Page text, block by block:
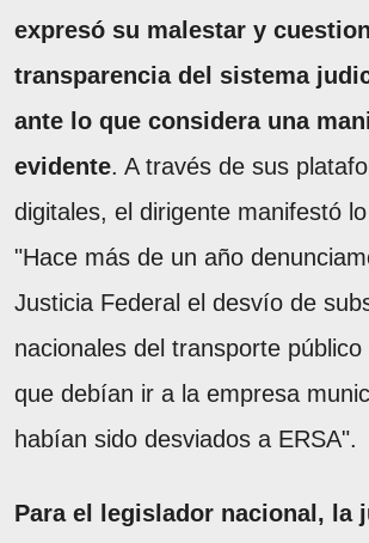
expresó su malestar y
transparencia del sistema
ante lo que considera una
evidente. A través de sus
digitales, el dirigente manifestó
"Hace más de un año
Justicia Federal el desvío de
nacionales del transporte
que debían ir a la empresa
habían sido desviados a ERSA".
Para el legislador nacional, la